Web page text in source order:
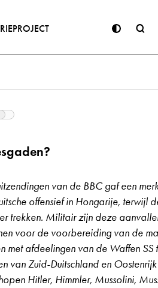
PROJECT
van de BBC gaf een
offensief in Hongarije, terwijl
trekken. Militair zijn deze
voor de voorbereiding van de
met afdeelingen van de Waffen SS
van Zuid-Duitschland en
Hitler, Himmler, Mussolini,